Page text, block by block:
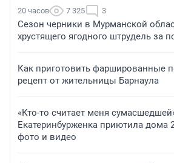
20 часов 7 325 3
Сезон черники в Мурманской
хрустящего ягодного штрудель за
Как приготовить фаршированные
рецепт от жительницы Барнаула
«Кто-то считает меня
Екатеринбурженка приютила дома
фото и видео